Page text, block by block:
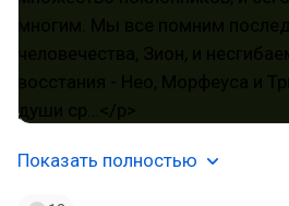
Показать полностью